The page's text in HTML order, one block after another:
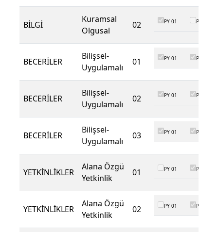
BİLGİ
Kuramsal
Olgusal
02 PY 01 PY 02
BECERİLER
Bilişsel-
Uygulamalı
01 PY 01 PY 02
BECERİLER
Bilişsel-
Uygulamalı
02 PY 01 PY 02
BECERİLER
Bilişsel-
Uygulamalı
03 PY 01 PY 02
YETKİNLİKLER
Alana Özgü
Yetkinlik
01 PY 01 PY 02
YETKİNLİKLER
Alana Özgü
Yetkinlik
02 PY 01 PY 02